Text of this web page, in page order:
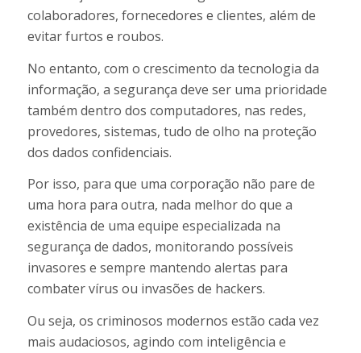
colaboradores, fornecedores e clientes, além de
evitar furtos e roubos.
No entanto, com o crescimento da tecnologia da
informação, a segurança deve ser uma prioridade
também dentro dos computadores, nas redes,
provedores, sistemas, tudo de olho na proteção
dos dados confidenciais.
Por isso, para que uma corporação não pare de
uma hora para outra, nada melhor do que a
existência de uma equipe especializada na
segurança de dados, monitorando possíveis
invasores e sempre mantendo alertas para
combater vírus ou invasões de hackers.
Ou seja, os criminosos modernos estão cada vez
mais audaciosos, agindo com inteligência e